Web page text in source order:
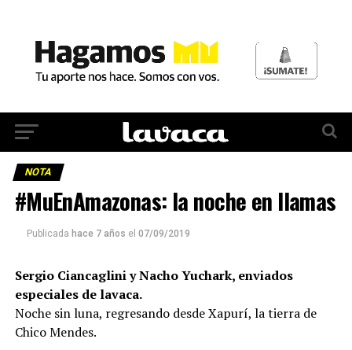
NOTA
#MuEnAmazonas: la noche en llamas
Publicada hace 7 años el 07/09/2019
Sergio Ciancaglini y Nacho Yuchark, enviados
especiales de lavaca.
Noche sin luna, regresando desde Xapurí, la tierra de
Chico Mendes.